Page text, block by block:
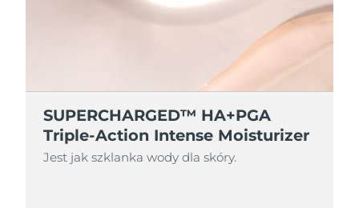
SUPERCHARGED™ HA+PGA
Triple-Action Intense Moisturizer
Jest jak szklanka wody dla skóry.